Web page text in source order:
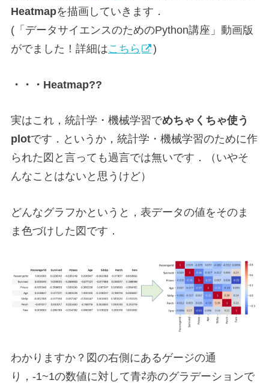
Heatmapを描画していきます．
(「データサイエンスのためのPython講座」動画版
がでました！詳細はこちら )
・・・Heatmap??
実はこれ，統計学・機械学習でめちゃくちゃ使う
plotです．というか，統計学・機械学習のために作
られた図と言っても過言では無いです．（いやそ
んなことはないと思うけど）
どんなグラフかというと，表データの値をそのま
ま色づけした図です．
わかりますか？図の右側にあるゲージの通
り，-1~1の数値に対して青⇄赤のグラデーションで